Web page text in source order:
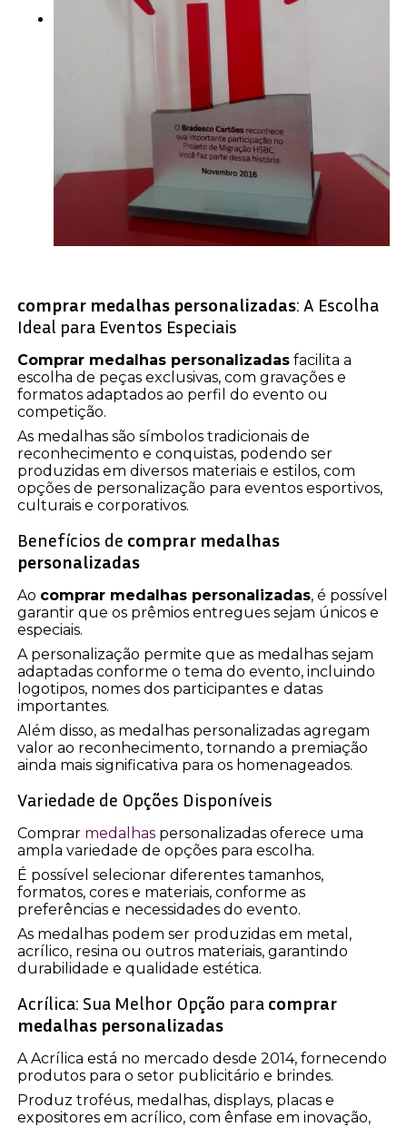
comprar medalhas personalizadas: A Escolha
Ideal para Eventos Especiais
Comprar medalhas personalizadas facilita a
escolha de peças exclusivas, com gravações e
formatos adaptados ao perfil do evento ou
competição.
As medalhas são símbolos tradicionais de
reconhecimento e conquistas, podendo ser
produzidas em diversos materiais e estilos, com
opções de personalização para eventos esportivos,
culturais e corporativos.
Benefícios de comprar medalhas
personalizadas
Ao comprar medalhas personalizadas, é possível
garantir que os prêmios entregues sejam únicos e
especiais.
A personalização permite que as medalhas sejam
adaptadas conforme o tema do evento, incluindo
logotipos, nomes dos participantes e datas
importantes.
Além disso, as medalhas personalizadas agregam
valor ao reconhecimento, tornando a premiação
ainda mais significativa para os homenageados.
Variedade de Opções Disponíveis
Comprar medalhas personalizadas oferece uma
ampla variedade de opções para escolha.
É possível selecionar diferentes tamanhos,
formatos, cores e materiais, conforme as
preferências e necessidades do evento.
As medalhas podem ser produzidas em metal,
acrílico, resina ou outros materiais, garantindo
durabilidade e qualidade estética.
Acrílica: Sua Melhor Opção para comprar
medalhas personalizadas
A Acrílica está no mercado desde 2014, fornecendo
produtos para o setor publicitário e brindes.
Produz troféus, medalhas, displays, placas e
expositores em acrílico, com ênfase em inovação,